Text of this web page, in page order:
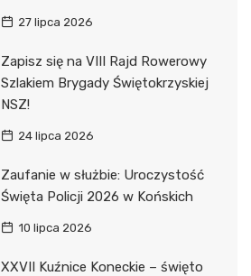
27 lipca 2026
Zapisz się na VIII Rajd Rowerowy
Szlakiem Brygady Świętokrzyskiej
NSZ!
24 lipca 2026
Zaufanie w służbie: Uroczystość
Święta Policji 2026 w Końskich
10 lipca 2026
XXVII Kuźnice Koneckie – święto